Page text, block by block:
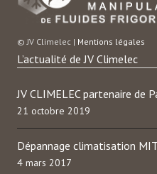
© JV Climelec | Mentions légales
L’actualité de JV Climelec
JV CLIMELEC partenaire de
21 octobre 2019
Dépannage climatisation
4 mars 2017